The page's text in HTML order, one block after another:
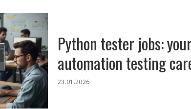
Python tester jobs:
automation testing
23.01.2026